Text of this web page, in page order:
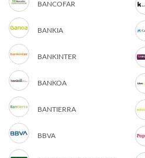
BANCOFAR
BANKIA
BANKINTER
BANKOA
BANTIERRA
BBVA